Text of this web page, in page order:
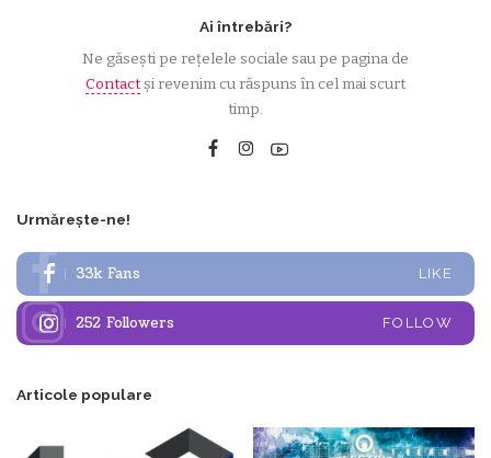
Ai întrebări?
Ne găsești pe rețelele sociale sau pe pagina de
Contactși revenim cu răspuns în cel mai scurt
timp.
Urmărește-ne!
33k Fans LIKE
252 Followers FOLLOW
Articole populare